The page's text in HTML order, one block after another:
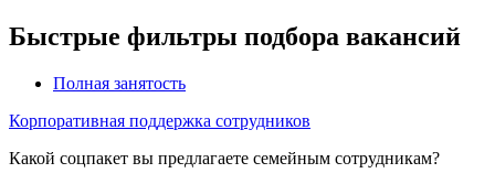
Быстрые фильтры подбора вакансий
Полная занятость
Корпоративная поддержка сотрудников
Какой соцпакет вы предлагаете семейным сотрудникам?